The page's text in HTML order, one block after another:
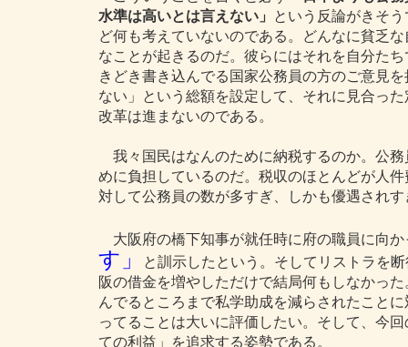
水準は高いとは言えない」
という反論がきそ
ど何も考えていないのである。どんなに貧乏
なことが起きるのだ。彼らにはそれを自分た
きどき書き込んでる国家公務員の方のご意見
ない」という総額を設定して、それに見合っ
改革は進まないのである。
我々国民はなんのために納税するのか。公
めに負担しているのだ。税収のほとんどが人
対して公務員の数が多すぎ、しかも優遇され
大阪府の橋下知事が就任時に府の職員に向か
す」
と訓示したという。そしてリストラを
阪の借金を増やしただけで結局何もしなかっ
んでるところまで私学助成を減らされたこと
ってることは大いに評価したい。そして、今
ての利益」を追求する姿勢である。